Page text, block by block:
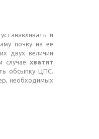
и
почву на ее
двух величин
случае хватит
обсыпку ЦПС.
необходимых